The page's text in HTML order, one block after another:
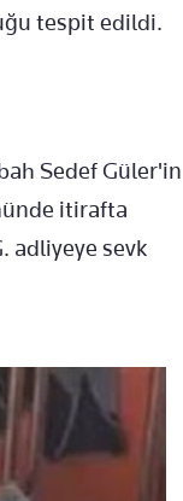
tespit edildi.
Sedef Güler'in
itirafta
adliyeye sevk